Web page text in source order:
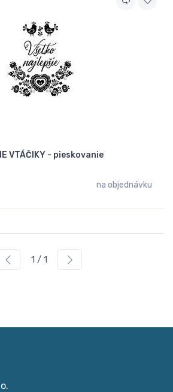
VTÁČIKY - pieskovanie
na objednávku
1 / 1